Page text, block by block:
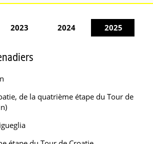
2023 2024 2025
de la quatrième étape du Tour de